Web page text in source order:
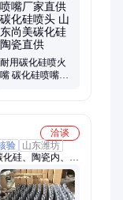
、耐磨管道、节
耐用碳化硅喷火
嘴 碳化硅喷嘴厂
洽谈
验
山东潍坊
硅、陶瓷内、陶
硫塔、锥喷嘴、
单头、螺旋实